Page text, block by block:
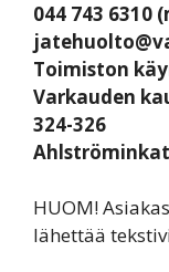
044 743 6310
Toimiston
Varkauden
324-326
HUOM!
lähettää